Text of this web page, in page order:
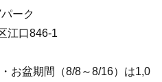
ーク
江口846-1
お盆期間（8/8～8/16）は1,0